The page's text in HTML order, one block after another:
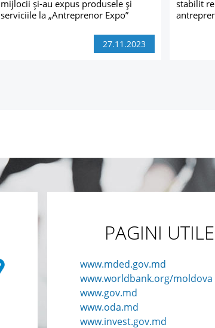
27.11.2023
mijlocii și-au expus produsele și
serviciile la „Antreprenor Expo”
stabilit
PAGINI UTILE
www.mded.gov.md
www.worldbank.org/moldova
www.gov.md
www.oda.md
www.invest.gov.md